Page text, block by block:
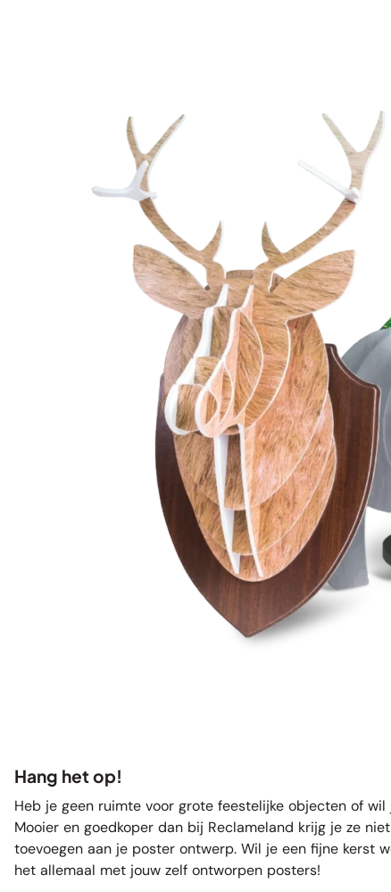
Hang het op!
Heb je geen ruimte voor grote feestelijke objecten of
Mooier en goedkoper dan bij Reclameland krijg je ze
toevoegen aan je poster ontwerp. Wil je een fijne kerst
het allemaal met jouw zelf ontworpen posters!